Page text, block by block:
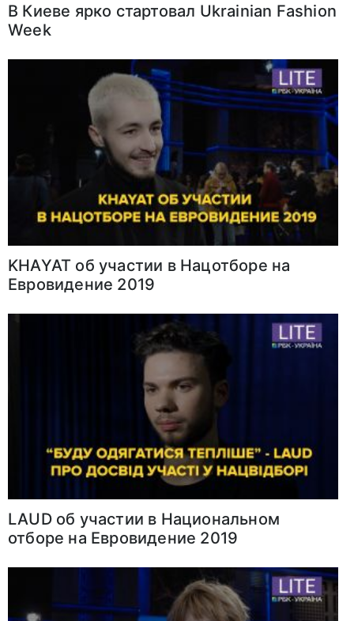
В Киеве ярко стартовал Ukrainian Fashion
Week
KHAYAT об участии в Нацотборе на
Евровидение 2019
LAUD об участии в Национальном
отборе на Евровидение 2019